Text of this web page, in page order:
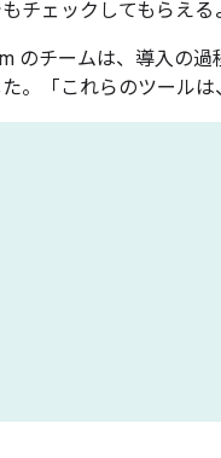
もチェックしてもらえる
のチームは、導入の過
た。「これらのツール